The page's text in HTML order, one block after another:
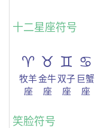
十二星座符号
♈ ♉ ♊ ♋
牧羊
座
金牛
座
双子
座
巨蟹
座
笑脸符号